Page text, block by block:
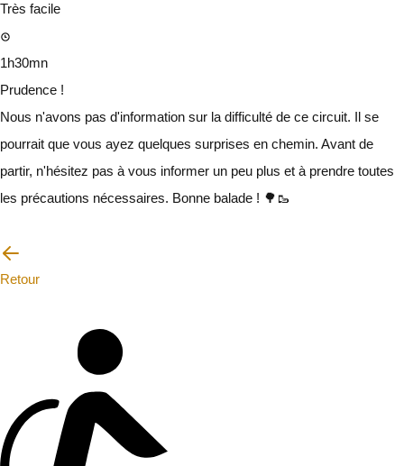
Très facile
1h30mn
Prudence !
Nous n'avons pas d'information sur la difficulté de ce circuit. Il se
pourrait que vous ayez quelques surprises en chemin. Avant de
partir, n'hésitez pas à vous informer un peu plus et à prendre toutes
les précautions nécessaires. Bonne balade ! 🌳🥾
Retour